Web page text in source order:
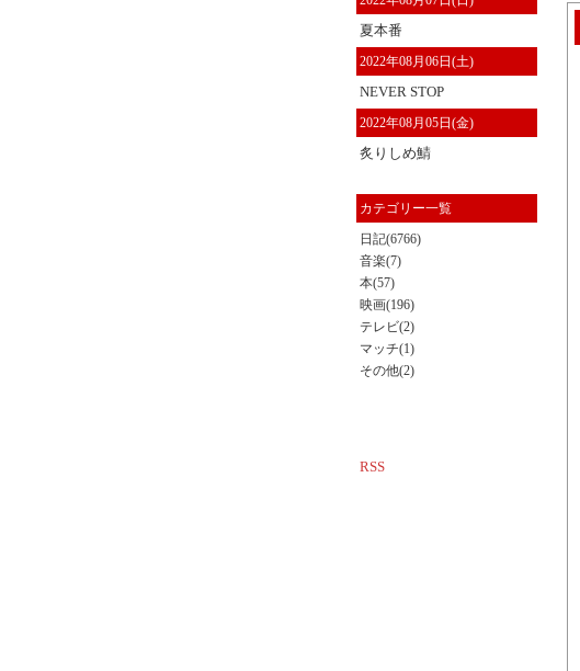
夏本番
2022年08月06日(土)
NEVER STOP
2022年08月05日(金)
炙りしめ鯖
カテゴリー一覧
日記(6766)
音楽(7)
本(57)
映画(196)
テレビ(2)
マッチ(1)
その他(2)
RSS